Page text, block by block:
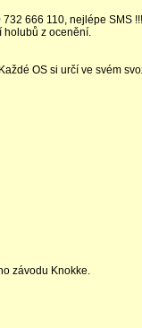
666 110, nejlépe SMS
holubů z ocenění.
OS si určí ve svém
závodu Knokke.